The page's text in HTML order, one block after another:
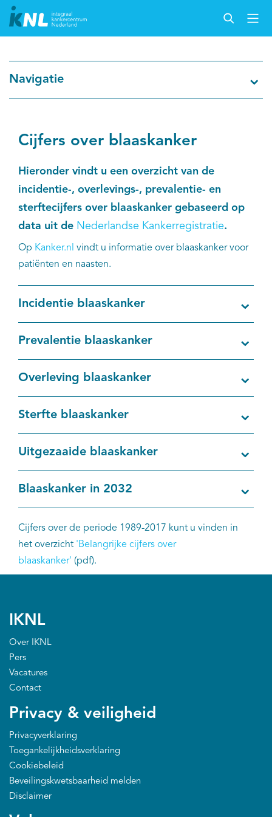
Cijfers over kanker
Thema's
Over IKNL
Palliatieve zorg
Kankeratlas
Itemsets
Projecten
Trials
EN
Navigatie
Cijfers over blaaskanker
Hieronder vindt u een overzicht van de
incidentie-, overlevings-, prevalentie- en
sterftecijfers over blaaskanker gebaseerd op
data uit de Nederlandse Kankerregistratie.
Op Kanker.nl vindt u informatie over blaaskanker voor
patiënten en naasten.
Incidentie blaaskanker
Prevalentie blaaskanker
Overleving blaaskanker
Sterfte blaaskanker
Uitgezaaide blaaskanker
Blaaskanker in 2032
Cijfers over de periode 1989-2017 kunt u vinden in
het overzicht 'Belangrijke cijfers over
blaaskanker' (pdf).
IKNL
Over IKNL
Pers
Vacatures
Contact
Privacy & veiligheid
Privacyverklaring
Toegankelijkheidsverklaring
Cookiebeleid
Beveilingskwetsbaarheid melden
Disclaimer